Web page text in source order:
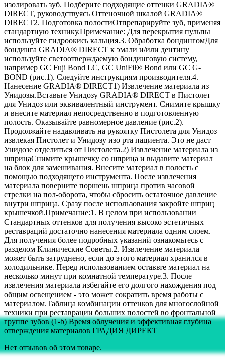
изолировать зуб. Подберите подходящие оттенки GRADIA®
DIRECT, руководствуясь Оттеночной шкалой GRADIA®
DIRECT2. Подготовка полостиОтпрепарируйте зуб, применяя
стандартную технику.Примечание: Для перекрытия пульпы
используйте гидроокись кальция.3. Обработка бондингомДля
бондинга GRADIA® DIRECT к эмали и/или дентину
используйте светоотверждаемую бондинговую систему,
например GC Fuji Bond LC, GC UniFil® Bond или GC G-
BOND (рис.1). Следуйте инструкциям производителя.4.
Нанесение GRADIA® DIRECT1) Извлечение материала из
Унидозы.Вставьте Унидозу GRADIA® DIRECT в Пистолет
для Унидоз или эквивалентный инструмент. Снимите крышку
и внесите материал непосредственно в подготовленную
полость. Оказывайте равномерное давление (рис.2).
Продолжайте надавливать на рукоятку Пистолета для Унидоз
извлекая Пистолет и Унидозу изо рта пациента. Это не даст
Унидозе отделиться от Пистолета.2) Извлечение материала из
шприцаСнимите крышечку со шприца и выдавите материал
на блок для замешивания. Внесите материал в полость с
помощью подходящего инструмента. После извлечения
материала поверните поршень шприца против часовой
стрелки на пол-оборота, чтобы сбросить остаточное давление
внутри шприца. Сразу после использования закройте шприц
крышечкой.Примечание:1. В целом при использовании
Стандартных оттенков для получения высоко эстетичных
реставраций достаточно нанесения материала одним слоем.
Для получения более подробных указаний ознакомьтесь с
разделом Клинические Советы.2. Извлечение материала
может быть затруднено, если до этого материал хранился в
холодильнике. Перед использованием оставьте материал на
несколько минут при комнатной температуре.3. После
извлечения материала избегайте его долгого нахождения под
общим освещением - это может сократить время работы с
материалом.Таблица комбинации оттенков для многослойной
техники при реставрации больших полостей во фронтальной
группе зубов (1-b) Время облучения и эффективная глубина
отверждения материалов ГРАДИЯ ДИРЕКТ
Нет отзывов об этом товаре.